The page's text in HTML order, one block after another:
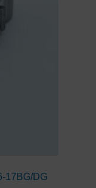
17BG/DG